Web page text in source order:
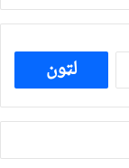
ددی
لپاره
لټون: